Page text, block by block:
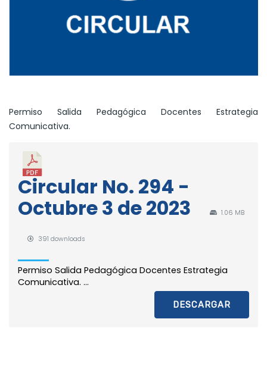
Permiso Salida Pedagógica Docentes Estrategia
Comunicativa.
Circular No. 294 -
Octubre 3 de 2023
1.06 MB
391 downloads
Permiso Salida Pedagógica Docentes Estrategia
Comunicativa. ...
DESCARGAR